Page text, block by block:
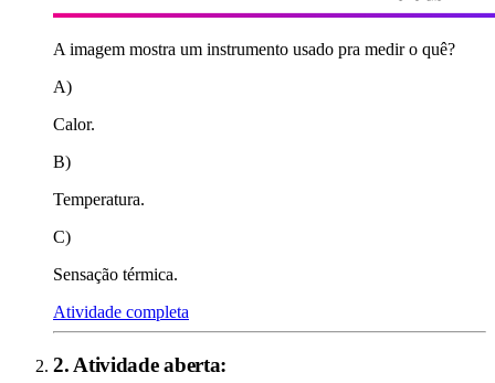
A imagem mostra um instrumento usado pra medir o quê?
A)
Calor.
B)
Temperatura.
C)
Sensação térmica.
Atividade completa
2. Atividade aberta: